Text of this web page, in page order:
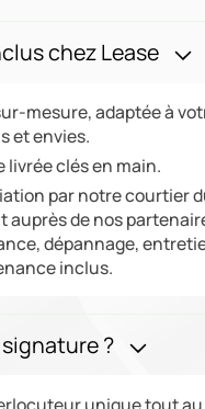
chez Lease
mesure, adaptée à
et envies.
livrée clés en main.
par notre courtier
auprès de nos
dépannage,
inclus.
?